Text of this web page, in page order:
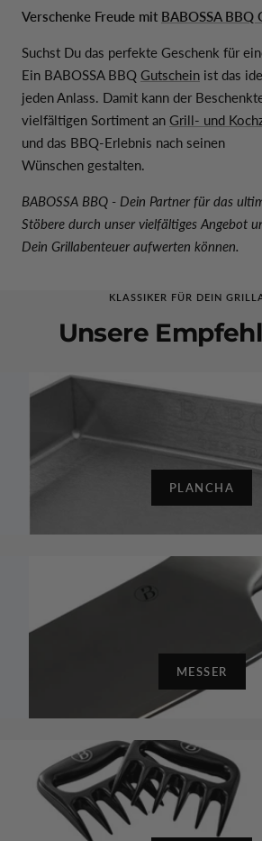
Verschenke Freude mit BABOSSA BBQ
Suchst Du das perfekte Geschenk für
Ein BABOSSA BBQ Gutschein ist das
jeden Anlass. Damit kann der
vielfältigen Sortiment an Grill- und
und das BBQ-Erlebnis nach seinen
Wünschen gestalten.
BABOSSA BBQ - Dein Partner für das
Stöbere durch unser vielfältiges Angebot
Dein Grillabenteuer aufwerten können.
KLASSIKER FÜR DEIN
Unsere
PLANCHA
MESSER